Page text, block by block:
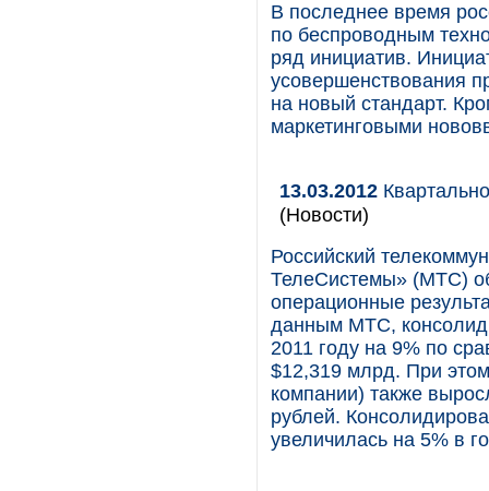
В последнее время
по беспроводным
ряд инициатив.
усовершенствования
на новый стандарт.
маркетинговыми
13.03.2012
(Новости)
Российский
ТелеСистемы» (МТС)
операционные
данным МТС,
2011 году на 9% по
$12,319 млрд. При
компании) также
рублей.
увеличилась на 5% в